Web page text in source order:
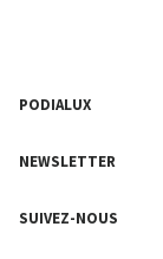
NEWSLETTER
SUIVEZ-NOUS
PODIALUX